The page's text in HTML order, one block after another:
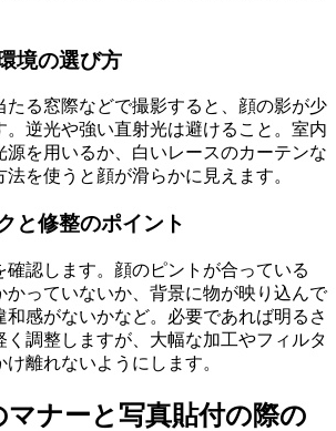
境の選び方
たる窓際などで撮影すると、顔の影が少
。逆光や強い直射光は避けること。室内
源を用いるか、白いレースのカーテンな
を使うと顔が滑らかに見えます。
と修整のポイント
確認します。顔のピントが合っている
かっていないか、背景に物が映り込んで
和感がないかなど。必要であれば明るさ
く調整しますが、大幅な加工やフィルタ
離れないようにします。
マナーと写真貼付の際の